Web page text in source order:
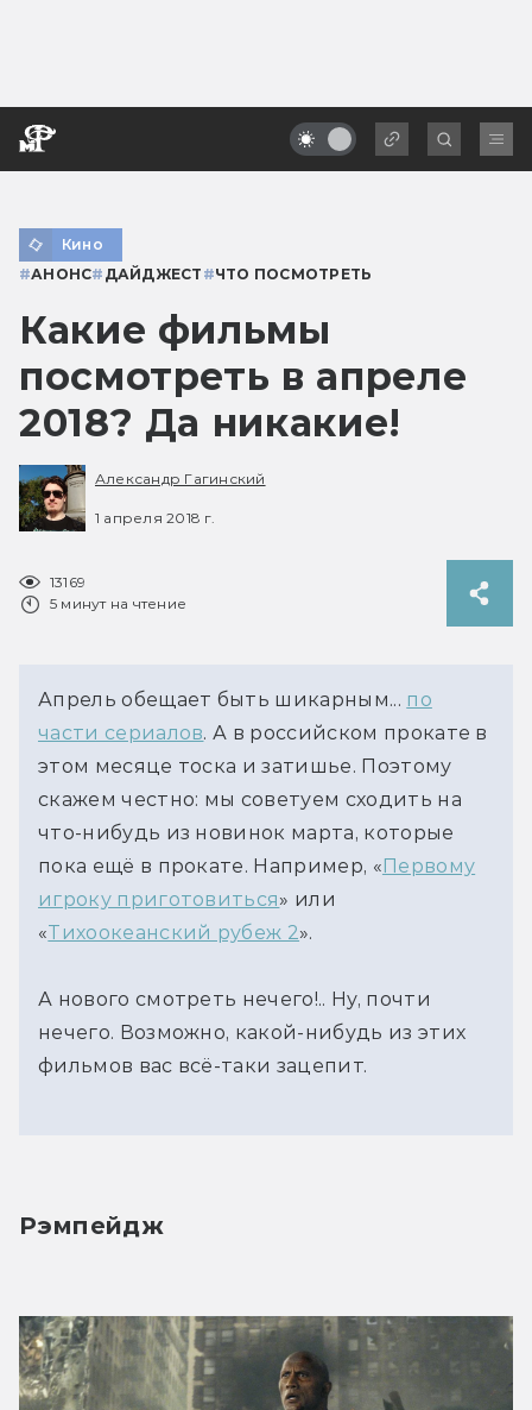
Кино
#АНОНС# ДАЙДЖЕСТ #ЧТО ПОСМОТРЕТЬ
Какие фильмы
посмотреть в апреле
2018? Да никакие!
Александр Гагинский
1 апреля 2018 г.
13169
5 минут на чтение
Апрель обещает быть шикарным... по
части сериалов. А в российском прокате в
этом месяце тоска и затишье. Поэтому
скажем честно: мы советуем сходить на
что-нибудь из новинок марта, которые
пока ещё в прокате. Например, «Первому
игроку приготовиться» или
«Тихоокеанский рубеж 2».
А нового смотреть нечего!.. Ну, почти
нечего. Возможно, какой-нибудь из этих
фильмов вас всё-таки зацепит.
Рэмпейдж